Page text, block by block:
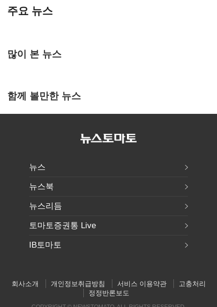
주요 뉴스
많이 본 뉴스
함께 볼만한 뉴스
뉴스
뉴스북
뉴스리듬
토마토증권통 Live
IB토마토
회사소개 개인정보취급방침 서비스 이용약관
고충처리
정정반론보도